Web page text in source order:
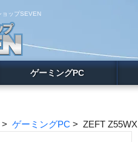
ョップSEVEN
ゲーミングPC
> ゲーミングPC > ZEFT Z55WX